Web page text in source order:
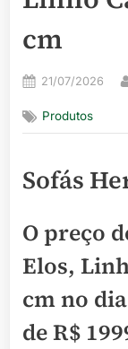
cm
Posted
21/07/2026
Produtos
Sofás
O preço
Elos,
cm no
deR$